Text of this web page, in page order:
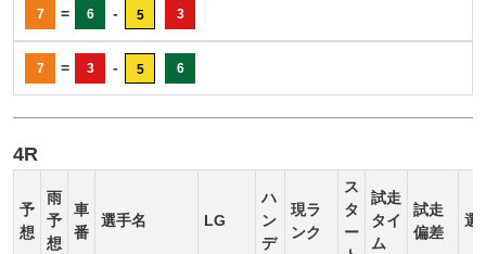
7 = 6 - 5 3
7 = 3 - 5 6
4R
予
想
雨
予
想
車
番
選手名 LG
ハ
ン
デ
現ラ
ンク
ス
タ
ー
試走
タイ
ム
試走
偏差
選